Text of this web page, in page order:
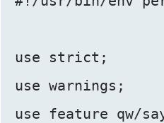
use strict;
use warnings;
use feature qw/